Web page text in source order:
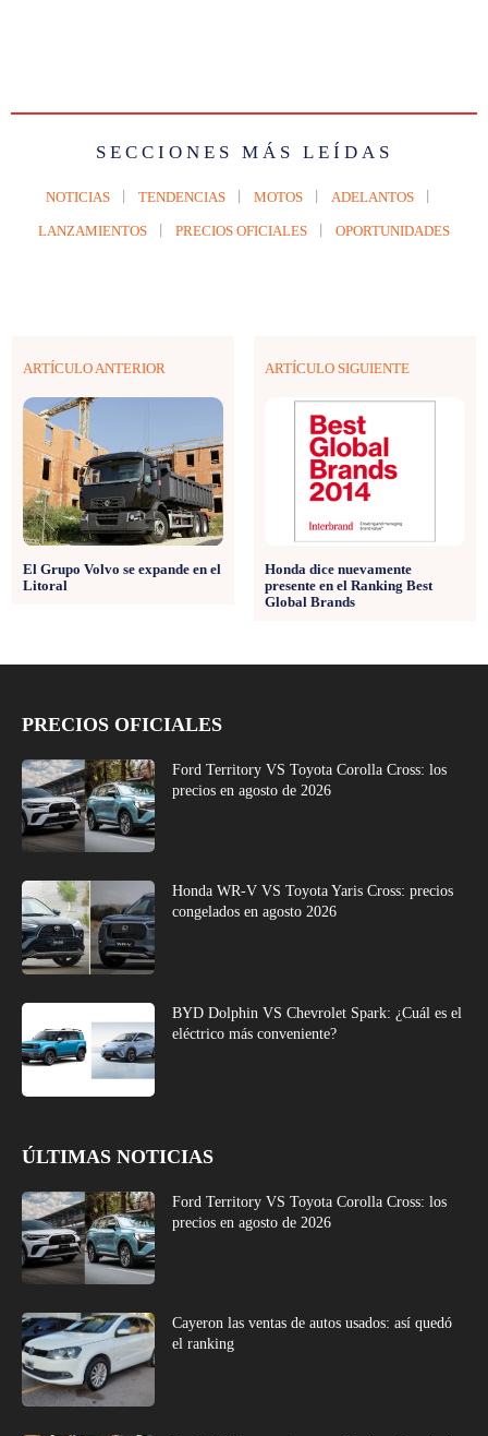
SECCIONES MÁS LEÍDAS
NOTICIAS TENDENCIAS MOTOS ADELANTOS
LANZAMIENTOS PRECIOS OFICIALES OPORTUNIDADES
ARTÍCULO ANTERIOR
El Grupo Volvo se expande en el
Litoral
ARTÍCULO SIGUIENTE
Honda dice nuevamente
presente en el Ranking Best
Global Brands
PRECIOS OFICIALES
Ford Territory VS Toyota Corolla Cross: los
precios en agosto de 2026
Honda WR-V VS Toyota Yaris Cross: precios
congelados en agosto 2026
BYD Dolphin VS Chevrolet Spark: ¿Cuál es el
eléctrico más conveniente?
ÚLTIMAS NOTICIAS
Ford Territory VS Toyota Corolla Cross: los
precios en agosto de 2026
Cayeron las ventas de autos usados: así quedó
el ranking